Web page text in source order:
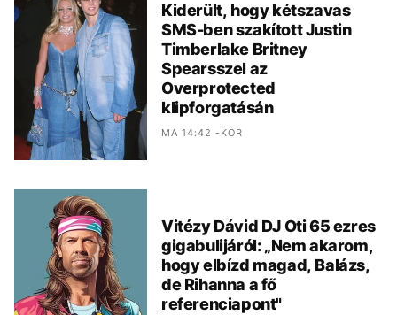
Kiderült, hogy kétszavas
SMS-ben szakított Justin
Timberlake Britney
Spearsszel az
Overprotected
klipforgatásán
MA 14:42 -KOR
Vitézy Dávid DJ Oti 65 ezres
gigabulijáról: „Nem akarom,
hogy elbízd magad, Balázs,
de Rihanna a fő
referenciapont"